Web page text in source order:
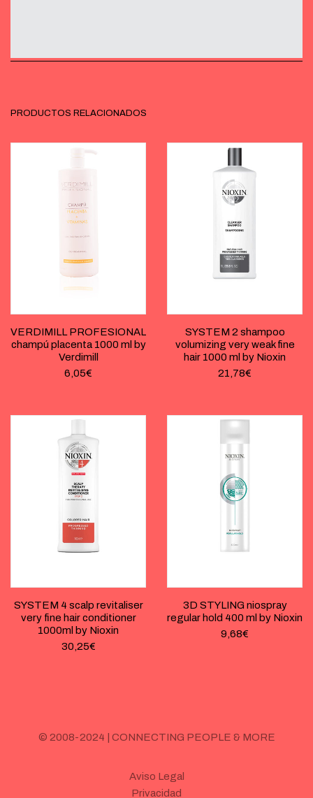
PRODUCTOS RELACIONADOS
VERDIMILL PROFESIONAL
champú placenta 1000 ml by
Verdimill
6,05€
SYSTEM 2 shampoo
volumizing very weak fine
hair 1000 ml by Nioxin
21,78€
SYSTEM 4 scalp revitaliser
very fine hair conditioner
1000ml by Nioxin
30,25€
3D STYLING niospray
regular hold 400 ml by Nioxin
9,68€
© 2008-2024 | CONNECTING PEOPLE & MORE
Aviso Legal
Privacidad